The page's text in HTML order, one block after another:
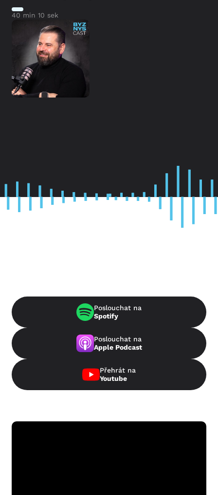
40 min 10 sek
Poslouchat na
Spotify
Poslouchat na
Apple Podcast
Přehrát na
Youtube